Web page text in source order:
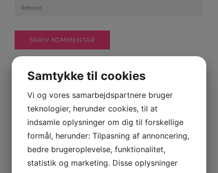
SENESTE INDLÆG
Samtykke til cookies
Vi og vores samarbejdspartnere bruger
teknologier, herunder cookies, til at
indsamle oplysninger om dig til forskellige
formål, herunder: Tilpasning af annoncering,
bedre brugeroplevelse, funktionalitet,
statistik og marketing. Disse oplysninger